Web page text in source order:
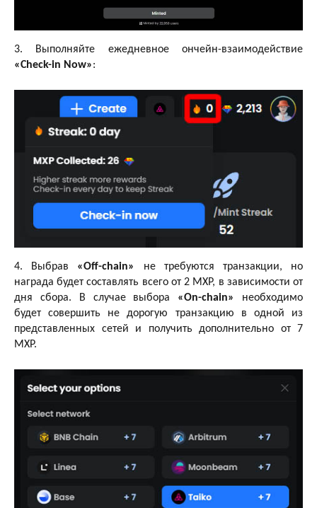
3. Выполняйте ежедневное ончейн-взаимодействие
«Check-in Now»:
4. Выбрав «Off-chain»
не требуются транзакции, но
награда будет составлять всего от 2 MXP, в зависимости от
дня сбора. В случае выбора «On-chain»
необходимо
будет совершить не дорогую транзакцию в одной из
представленных сетей и получить дополнительно от 7
MXP.